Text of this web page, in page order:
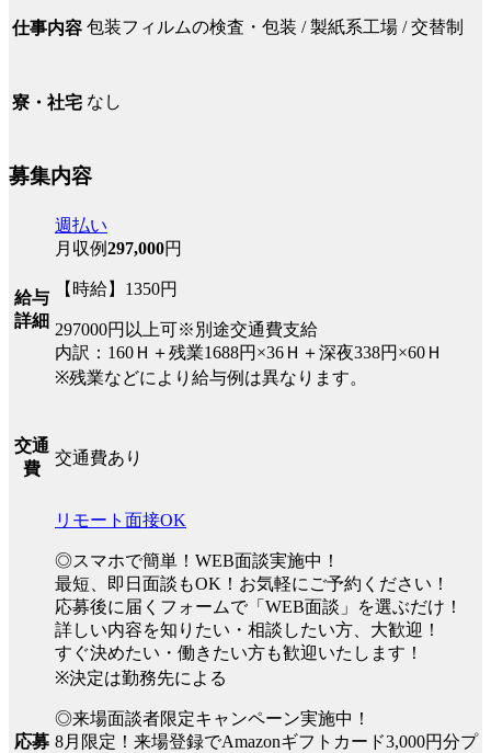
仕事内容 包装フィルムの検査・包装 / 製紙系工場 / 交替制
寮・社宅 なし
募集内容
給与
詳細
週払い
月収例297,000円
【時給】1350円
297000円以上可※別途交通費支給
内訳：160Ｈ＋残業1688円×36Ｈ＋深夜338円×60Ｈ
※残業などにより給与例は異なります。
交通
費
交通費あり
応募
リモート面接OK
◎スマホで簡単！WEB面談実施中！
最短、即日面談もOK！お気軽にご予約ください！
応募後に届くフォームで「WEB面談」を選ぶだけ！
詳しい内容を知りたい・相談したい方、大歓迎！
すぐ決めたい・働きたい方も歓迎いたします！
※決定は勤務先による
◎来場面談者限定キャンペーン実施中！
8月限定！来場登録でAmazonギフトカード3,000円分プ